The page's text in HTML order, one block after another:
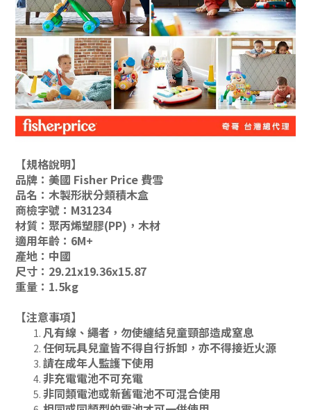
【規格說明】
品牌： 美國 Fisher Price 費雪
品名： 木製形狀分類積木盒
商檢字號：M31234
材質：聚丙烯塑膠(PP)，木材
適用年齡：6M+
產地：中國
尺寸：29.21x19.36x15.87
重量：1.5kg
【注意事項】
凡有線、繩者，勿使纏結兒童頸部造成窒息
任何玩具兒童皆不得自行拆卸，亦不得接近火源
請在成年人監護下使用
非充電電池不可充電
非同類電池或新舊電池不可混合使用